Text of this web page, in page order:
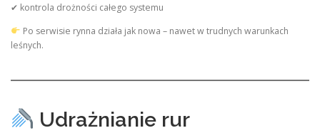
✔ kontrola drożności całego systemu
Po serwisie rynna działa jak nowa – nawet w trudnych warunkach
leśnych.
Udrażnianie rur